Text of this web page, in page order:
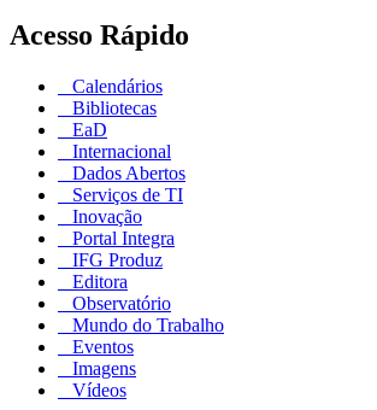
Acesso Rápido
Calendários
Bibliotecas
EaD
Internacional
Dados Abertos
Serviços de TI
Inovação
Portal Integra
IFG Produz
Editora
Observatório
Mundo do Trabalho
Eventos
Imagens
Vídeos